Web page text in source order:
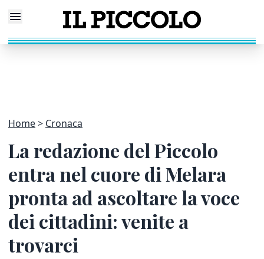
Home Cronaca
La redazione del Piccolo
entra nel cuore di Melara
pronta ad ascoltare la voce
dei cittadini: venite a
trovarci